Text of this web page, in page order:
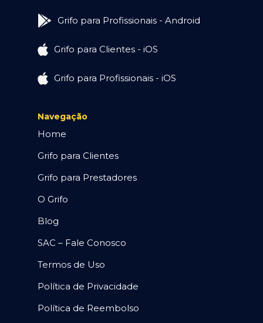
Grifo para Profissionais - Android
Grifo para Clientes - iOS
Grifo para Profissionais - iOS
Navegação
Home
Grifo para Clientes
Grifo para Prestadores
O Grifo
Blog
SAC – Fale Conosco
Termos de Uso
Política de Privacidade
Política de Reembolso